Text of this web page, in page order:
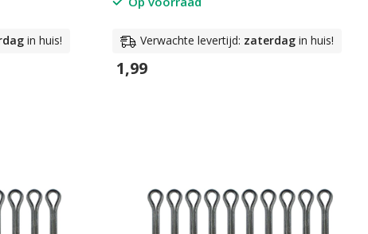
in huis! Verwachte levertijd: zaterdag in huis!
1,99